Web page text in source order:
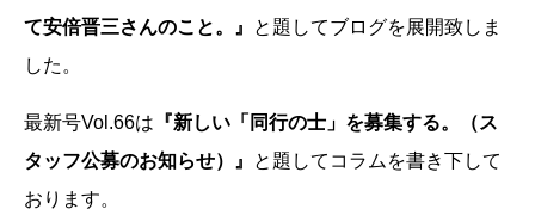
て安倍晋三さんのこと。』
と題してブログを展開致しま
した。
最新号Vol.66は 『新しい「同行の士」を募集する。（ス
タッフ公募のお知らせ）
』
と題してコラムを書き下して
おります。